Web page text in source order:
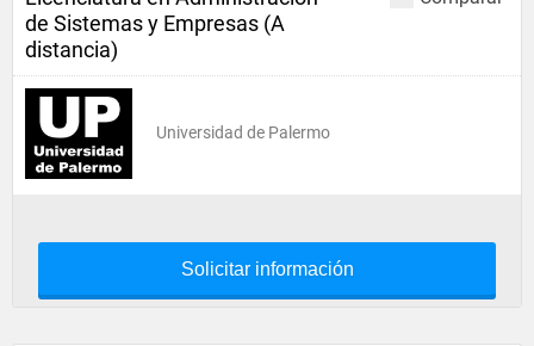
de Sistemas y Empresas (A
distancia)
Universidad de Palermo
Solicitar información